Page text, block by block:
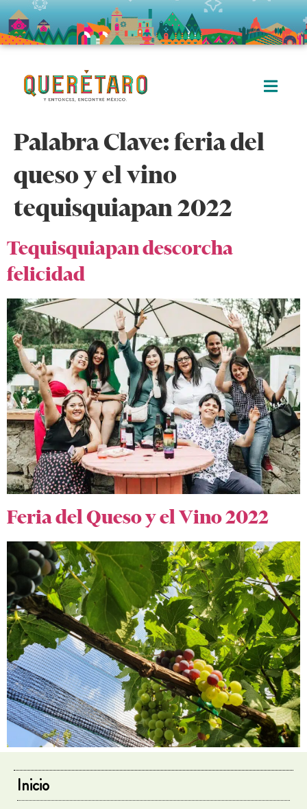
Palabra Clave:feria del
queso y el vino
tequisquiapan 2022
Tequisquiapan descorcha
felicidad
Feria del Queso y el Vino 2022
Inicio